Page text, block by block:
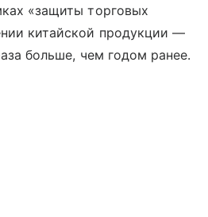
«защиты торговых
китайской продукции —
больше, чем годом ранее.